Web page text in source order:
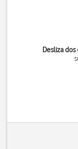
Desliza dos